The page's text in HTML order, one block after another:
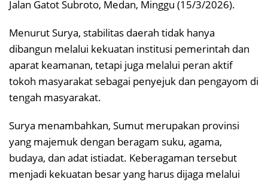
Jalan Gatot Subroto, Medan, Minggu (15/3/2026).
Menurut Surya, stabilitas daerah tidak hanya
dibangun melalui kekuatan institusi pemerintah dan
aparat keamanan, tetapi juga melalui peran aktif
tokoh masyarakat sebagai penyejuk dan pengayom di
tengah masyarakat.
Surya menambahkan, Sumut merupakan provinsi
yang majemuk dengan beragam suku, agama,
budaya, dan adat istiadat. Keberagaman tersebut
menjadi kekuatan besar yang harus dijaga melalui